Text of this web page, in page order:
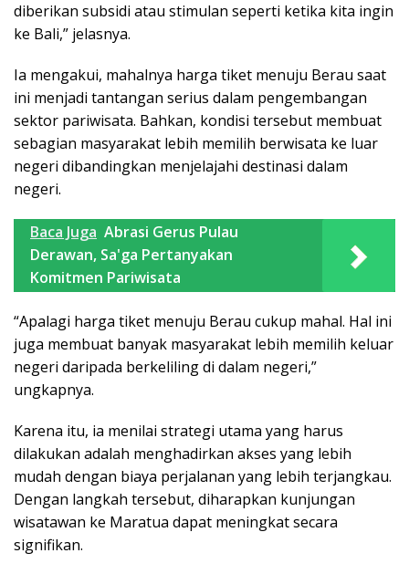
diberikan subsidi atau stimulan seperti ketika kita ingin
ke Bali,” jelasnya.
Ia mengakui, mahalnya harga tiket menuju Berau saat
ini menjadi tantangan serius dalam pengembangan
sektor pariwisata. Bahkan, kondisi tersebut membuat
sebagian masyarakat lebih memilih berwisata ke luar
negeri dibandingkan menjelajahi destinasi dalam
negeri.
Baca Juga Abrasi Gerus Pulau
Derawan, Sa'ga Pertanyakan
Komitmen Pariwisata
“Apalagi harga tiket menuju Berau cukup mahal. Hal ini
juga membuat banyak masyarakat lebih memilih keluar
negeri daripada berkeliling di dalam negeri,”
ungkapnya.
Karena itu, ia menilai strategi utama yang harus
dilakukan adalah menghadirkan akses yang lebih
mudah dengan biaya perjalanan yang lebih terjangkau.
Dengan langkah tersebut, diharapkan kunjungan
wisatawan ke Maratua dapat meningkat secara
signifikan.